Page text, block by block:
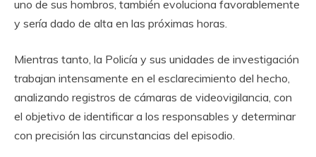
uno de sus hombros, también evoluciona favorablemente
y sería dado de alta en las próximas horas.
Mientras tanto, la Policía y sus unidades de investigación
trabajan intensamente en el esclarecimiento del hecho,
analizando registros de cámaras de videovigilancia, con
el objetivo de identificar a los responsables y determinar
con precisión las circunstancias del episodio.